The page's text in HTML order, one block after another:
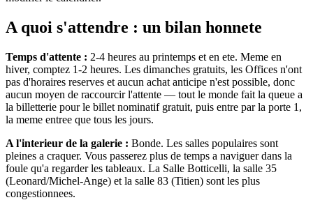
A quoi s'attendre : un bilan honnete
Temps d'attente : 2-4 heures au printemps et en ete. Meme en
hiver, comptez 1-2 heures. Les dimanches gratuits, les Offices n'ont
pas d'horaires reserves et aucun achat anticipe n'est possible, donc
aucun moyen de raccourcir l'attente — tout le monde fait la queue a
la billetterie pour le billet nominatif gratuit, puis entre par la porte 1,
la meme entree que tous les jours.
A l'interieur de la galerie : Bonde. Les salles populaires sont
pleines a craquer. Vous passerez plus de temps a naviguer dans la
foule qu'a regarder les tableaux. La Salle Botticelli, la salle 35
(Leonard/Michel-Ange) et la salle 83 (Titien) sont les plus
congestionnees.